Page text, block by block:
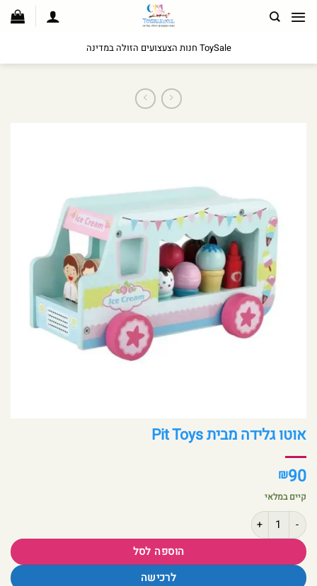
לתוכן
ToySale חנות הצעצועים הזולה במדינה
אוטו גלידה מבית Pit Toys
₪90
קיים במלאי
כמות של אוטו גלידה מבית Pit Toys
הוספה לסל
לרכישה